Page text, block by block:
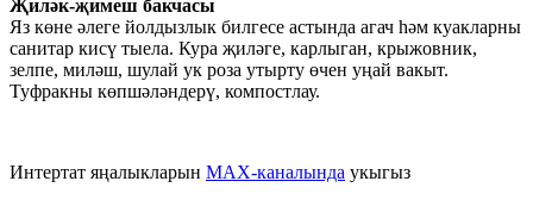
Җиләк-җимеш бакчасы
Яз көне әлеге йолдызлык билгесе астында агач һәм куакларны
санитар кисү тыела. Кура җиләге, карлыган, крыжовник,
зелпе, миләш, шулай ук роза утырту өчен уңай вакыт.
Туфракны көпшәләндерү, компостлау.
Интертат яңалыкларын MAX-каналында укыгыз